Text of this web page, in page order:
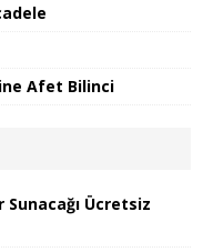
Afet Bilinci
Sunacağı Ücretsiz